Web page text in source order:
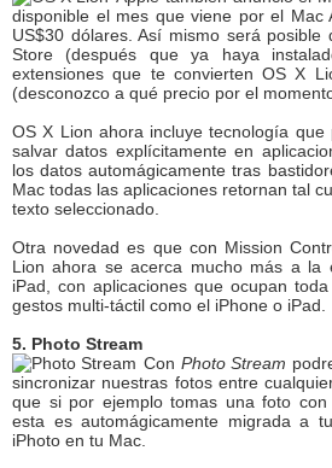
disponible el mes que viene por el Mac
US$30 dólares. Así mismo será posible
Store (después que ya haya
extensiones que te convierten OS X
(desconozco a qué precio por el
OS X Lion ahora incluye tecnología
salvar datos explícitamente en
los datos automágicamente tras
Mac todas las aplicaciones retornan tal
texto seleccionado.
Otra novedad es que con Mission
Lion ahora se acerca mucho más a la
iPad, con aplicaciones que ocupan
gestos multi-táctil como el iPhone o iPad.
5. Photo Stream
Con Photo Stream
sincronizar nuestras fotos entre
que si por ejemplo tomas una foto con
esta es automágicamente migrada a
iPhoto en tu Mac.